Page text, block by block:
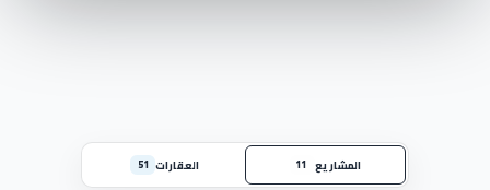
إيدج هولدنج العقارية:
-اويا تاورز العاصمة الإدارية الجديدة Oia Towers New Capital:
المشاريع 11 العقارات 51